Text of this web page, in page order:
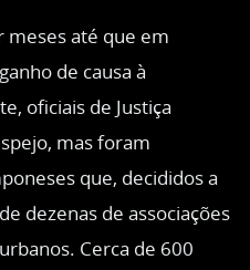
meses até que em
de causa à
oficiais de Justiça
mas foram
que, decididos a
dezenas de associações
Cerca de 600